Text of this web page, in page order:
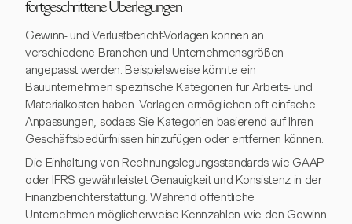
fortgeschrittene Überlegungen
Gewinn- und Verlustbericht-Vorlagen können an
verschiedene Branchen und Unternehmensgrößen
angepasst werden. Beispielsweise könnte ein
Bauunternehmen spezifische Kategorien für Arbeits- und
Materialkosten haben. Vorlagen ermöglichen oft einfache
Anpassungen, sodass Sie Kategorien basierend auf Ihren
Geschäftsbedürfnissen hinzufügen oder entfernen können.
Die Einhaltung von Rechnungslegungsstandards wie GAAP
oder IFRS gewährleistet Genauigkeit und Konsistenz in der
Finanzberichterstattung. Während öffentliche
Unternehmen möglicherweise Kennzahlen wie den Gewinn